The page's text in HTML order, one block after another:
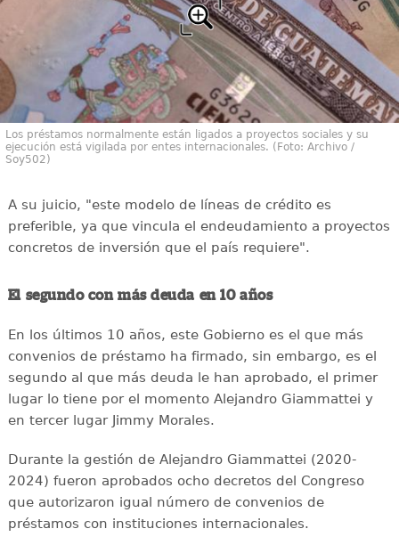
Los préstamos normalmente están ligados a proyectos sociales y su
ejecución está vigilada por entes internacionales. (Foto: Archivo /
Soy502)
A su juicio, "este modelo de líneas de crédito es
preferible, ya que vincula el endeudamiento a proyectos
concretos de inversión que el país requiere".
El segundo con más deuda en 10 años
En los últimos 10 años, este Gobierno es el que más
convenios de préstamo ha firmado, sin embargo, es el
segundo al que más deuda le han aprobado, el primer
lugar lo tiene por el momento Alejandro Giammattei y
en tercer lugar Jimmy Morales.
Durante la gestión de Alejandro Giammattei (2020-
2024) fueron aprobados ocho decretos del Congreso
que autorizaron igual número de convenios de
préstamos con instituciones internacionales.